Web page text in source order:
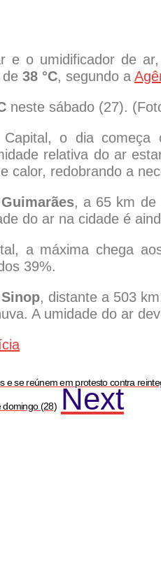
e o umidificador de
38 °C, segundo a
neste sábado (27).
o dia
relativa do ar
calor, redobrando a
, a 65 km de
do ar na cidade é
a máxima chega
39%.
Sinop, distante a 503
A umidade do ar
e se reúnem em protesto contra
domingo (28) Next